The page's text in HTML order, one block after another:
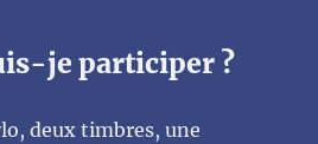
je participer ?
deux timbres, une